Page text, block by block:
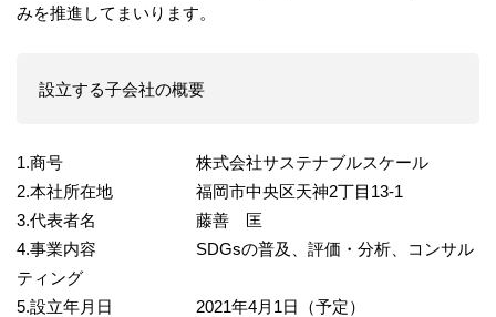
みを推進してまいります。
設立する子会社の概要
1.商号 株式会社サステナブルスケール
2.本社所在地 福岡市中央区天神2丁目13-1
3.代表者名 藤善 匡
4.事業内容 SDGsの普及、評価・分析、コンサル
ティング
5.設立年月日 2021年4月1日（予定）